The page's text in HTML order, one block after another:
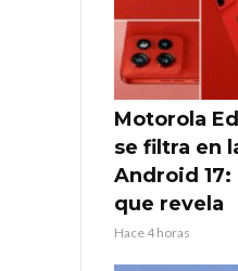
Motorola
se filtra en
Android 17:
que revela
Hace 4 horas